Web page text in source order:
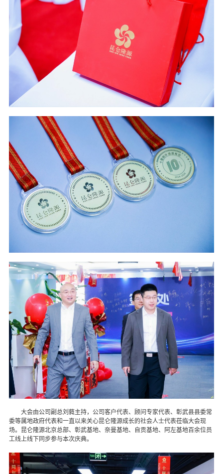
大会由公司副总刘蕤主持，公司客户代表、顾问专家代表、彰武县县委常
委等属地政府代表和一直以来关心昆仑隆源成长的社会人士代表莅临大会现
场。昆仑隆源北京总部、彰武基地、奈曼基地、自贡基地、阿左基地百余位员
工线上线下同步参与本次庆典。